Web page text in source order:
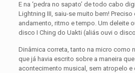
E na ‘pedra no sapato’ de todo cabo
Lightning III, saiu-se muito bem! Preciso
andamento, ritmo e tempo. Um deleite
disco I Ching do Uakti (aliás ouvi o
Dinâmica correta, tanto na micro como
que já havia escrito sobre a maneira
acontecimento musical, sem atropelo e